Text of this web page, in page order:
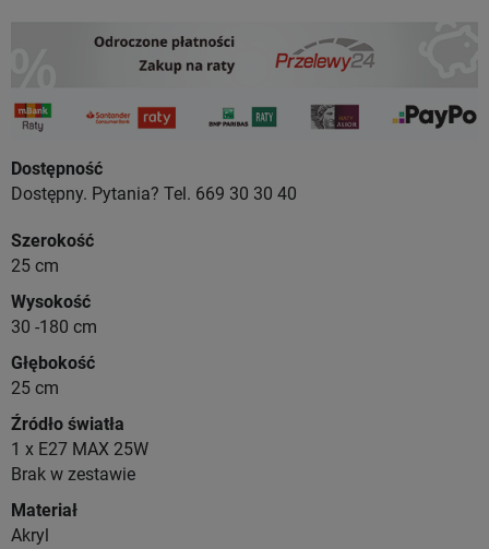
Dostępność
Dostępny. Pytania? Tel. 669 30 30 40
Szerokość
25 cm
Wysokość
30 -180 cm
Głębokość
25 cm
Źródło światła
1 x E27 MAX 25W
Brak w zestawie
Materiał
Akryl